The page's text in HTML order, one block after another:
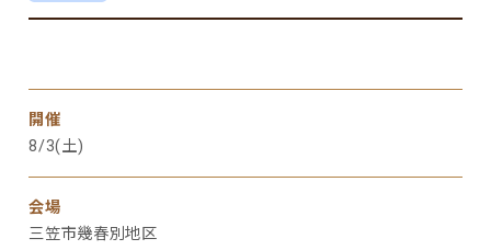
開催
8/3(土)
会場
三笠市幾春別地区